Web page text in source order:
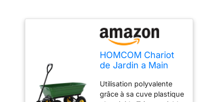
HOMCOM Chariot
de Jardin a Main
basculante Max.
250 Kg
Utilisation polyvalente
grâce à sa cuve plastique